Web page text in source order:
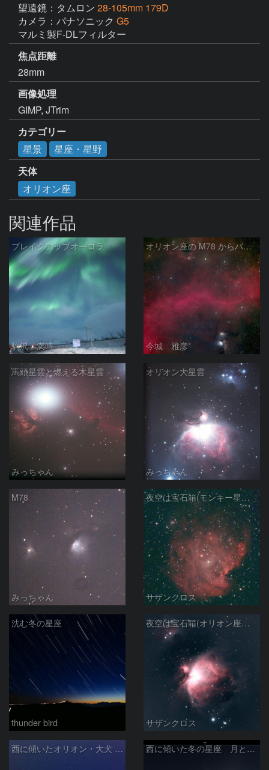
望遠鏡：タムロン 28-105mm 179D
カメラ：パナソニック G5
マルミ製F-DLフィルター
焦点距離
28mm
画像処理
GIMP, JTrim
カテゴリー
星景
星座・星野
天体
オリオン座
関連作品
ブレイクアップオーロラ
駒沢 満晴
オリオン座の M78 からバーナードループをまたいで LDN1622あたり
今城 雅彦
馬頭星雲と燃える木星雲
みっちゃん
オリオン大星雲
みっちゃん
M78
みっちゃん
夜空は宝石箱(モンキー星雲 NGC2174) Seestar50
サザンクロス
沈む冬の星座
thunder bird
夜空は宝石箱(オリオン座大星雲 M42) Seestar50
サザンクロス
西に傾いたオリオン・大犬 (2026/04/21) 西に傾いた冬の星座 月と金星＆木星